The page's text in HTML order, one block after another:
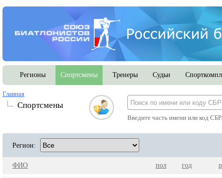
Регионы Спортсмены Тренеры Судьи
Главная
Спортсмены
Введите часть имени или код
Регион:
ФИО пол год